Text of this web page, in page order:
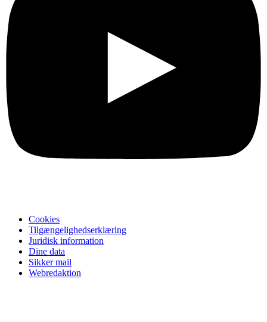
Cookies
Tilgængelighedserklæring
Juridisk information
Dine data
Sikker mail
Webredaktion